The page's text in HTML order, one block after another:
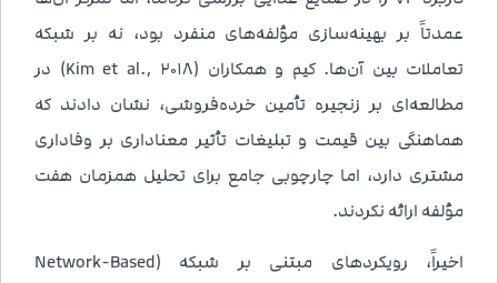
عمدتاً بر بهینه‌سازی مؤلفه‌های منفرد بود، نه بر شبکه
تعاملات بین آن‌ها. کیم و همکاران (Kim et al., 2018) در
مطالعه‌ای بر زنجیره تأمین خرده‌فروشی، نشان دادند که
هماهنگی بین قیمت و تبلیغات تأثیر معناداری بر وفاداری
مشتری دارد، اما چارچوبی جامع برای تحلیل همزمان هفت
مؤلفه ارائه نکردند.
اخیراً، رویکردهای مبتنی بر شبکه (Network-Based